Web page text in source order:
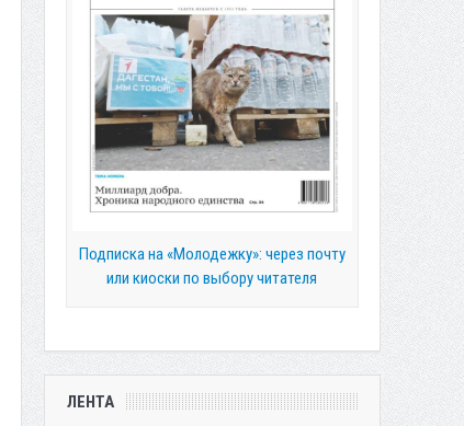
Подписка на «Молодежку»: через почту
или киоски по выбору читателя
ЛЕНТА